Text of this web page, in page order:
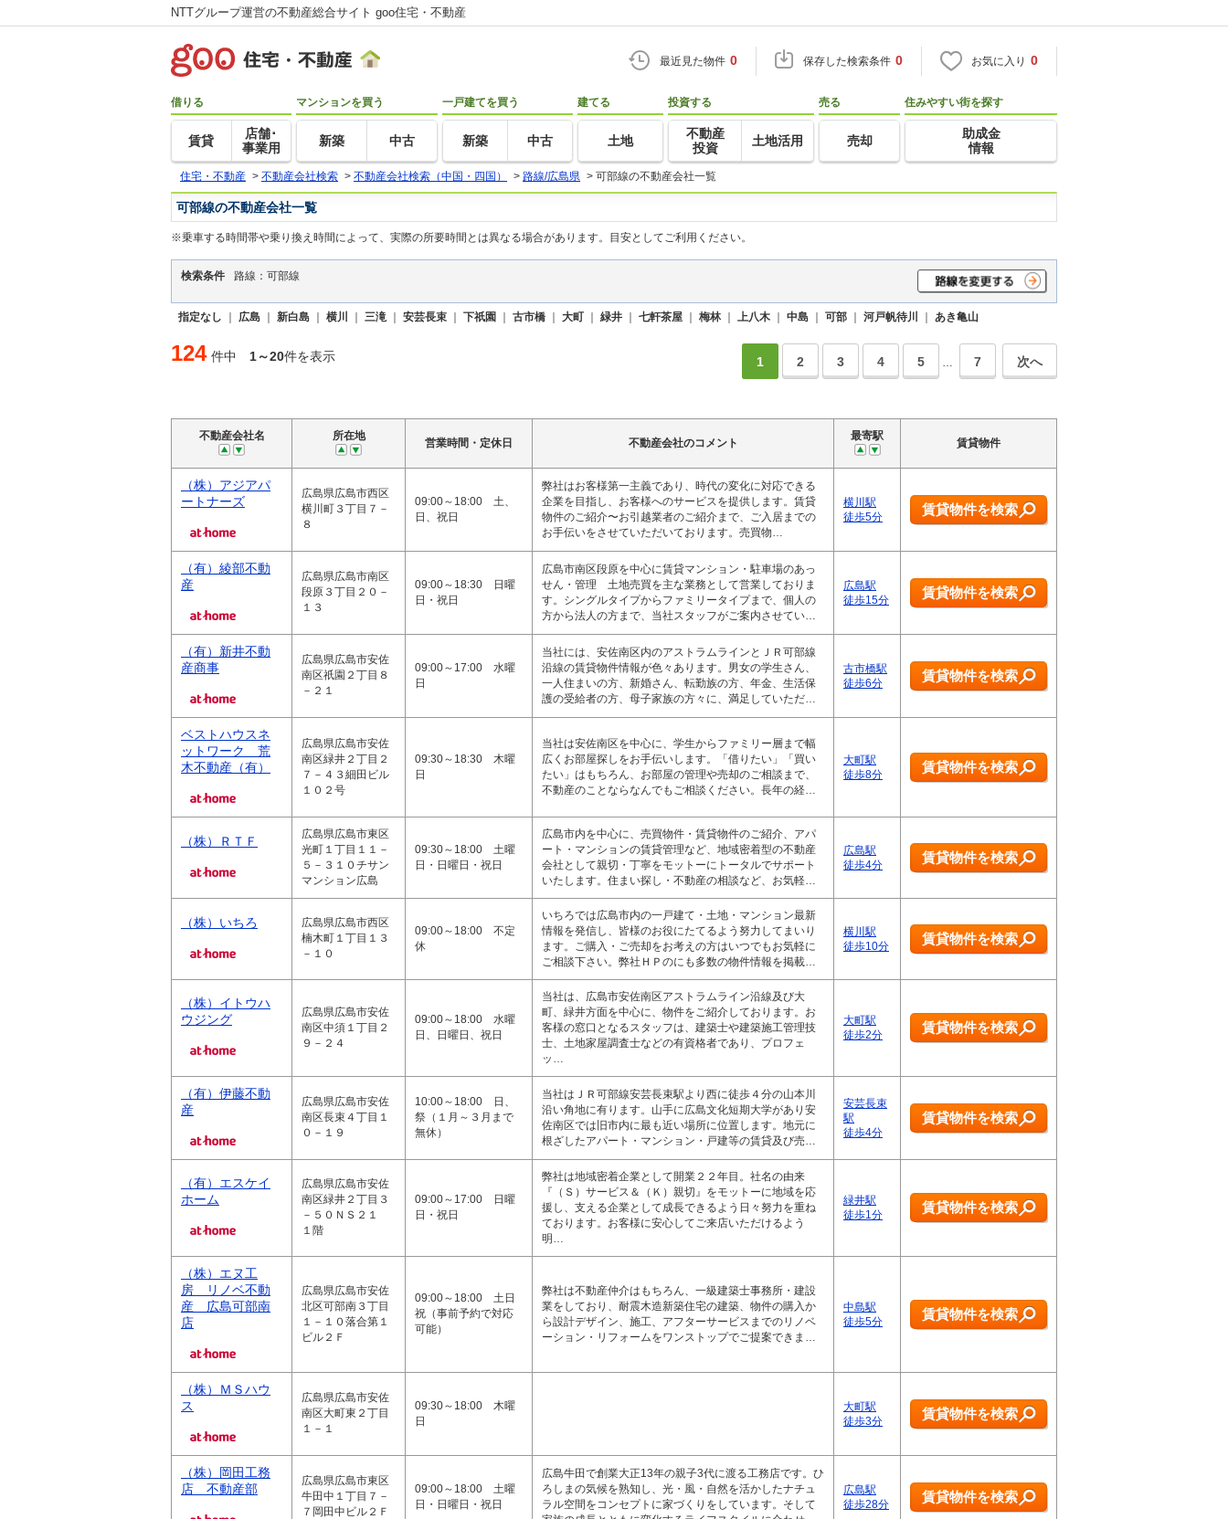
NTTグループ運営の不動産総合サイト goo住宅・不動産
最近見た物件 0 保存した検索条件 0 お気に入り 0
借りる
賃貸
店舗･
事業用
マンションを買う
新築 中古
一戸建てを買う
新築 中古
建てる
土地
投資する
不動産
投資
土地活用
売る
売却
住みやすい街を探す
助成金
情報
住宅・不動産 > 不動産会社検索 > 不動産会社検索（中国・四国） > 路線/広島県 > 可部線の不動産会社一覧
可部線の不動産会社一覧
※乗車する時間帯や乗り換え時間によって、実際の所要時間とは異なる場合があります。目安としてご利用ください。
検索条件 路線：可部線
指定なし ｜ 広島 ｜ 新白島 ｜ 横川 ｜ 三滝 ｜ 安芸長束 ｜ 下祇園 ｜ 古市橋 ｜ 大町 ｜ 緑井 ｜ 七軒茶屋 ｜ 梅林 ｜ 上八木 ｜ 中島 ｜ 可部 ｜ 河戸帆待川 ｜ あき亀山
124 件中 1～20件を表示 1 2 3 4 5 … 7 次へ
不動産会社名 所在地
営業時間・定休日 不動産会社のコメント
最寄駅
賃貸物件
（株）アジアパ
ートナーズ
広島県広島市西区
横川町３丁目７－
８
09:00～18:00 土、
日、祝日
弊社はお客様第一主義であり、時代の変化に対応できる
企業を目指し、お客様へのサービスを提供します。賃貸
物件のご紹介〜お引越業者のご紹介まで、ご入居までの
お手伝いをさせていただいております。売買物…
横川駅
徒歩5分
賃貸物件を検索
（有）綾部不動
産
広島県広島市南区
段原３丁目２０－
１３
09:00～18:30 日曜
日・祝日
広島市南区段原を中心に賃貸マンション・駐車場のあっ
せん・管理 土地売買を主な業務として営業しておりま
す。シングルタイプからファミリータイプまで、個人の
方から法人の方まで、当社スタッフがご案内させてい…
広島駅
徒歩15分
賃貸物件を検索
（有）新井不動
産商事
広島県広島市安佐
南区祇園２丁目８
－２１
09:00～17:00 水曜
日
当社には、安佐南区内のアストラムラインとＪＲ可部線
沿線の賃貸物件情報が色々あります。男女の学生さん、
一人住まいの方、新婚さん、転勤族の方、年金、生活保
護の受給者の方、母子家族の方々に、満足していただ…
古市橋駅
徒歩6分
賃貸物件を検索
ベストハウスネ
ットワーク 荒
木不動産（有）
広島県広島市安佐
南区緑井２丁目２
７－４３細田ビル
１０２号
09:30～18:30 木曜
日
当社は安佐南区を中心に、学生からファミリー層まで幅
広くお部屋探しをお手伝いします。「借りたい」「買い
たい」はもちろん、お部屋の管理や売却のご相談まで、
不動産のことならなんでもご相談ください。長年の経…
大町駅
徒歩8分
賃貸物件を検索
（株）ＲＴＦ
広島県広島市東区
光町１丁目１１－
５－３１０チサン
マンション広島
09:30～18:00 土曜
日・日曜日・祝日
広島市内を中心に、売買物件・賃貸物件のご紹介、アパ
ート・マンションの賃貸管理など、地域密着型の不動産
会社として親切・丁寧をモットーにトータルでサポート
いたします。住まい探し・不動産の相談など、お気軽…
広島駅
徒歩4分
賃貸物件を検索
（株）いちろ
広島県広島市西区
楠木町１丁目１３
－１０
09:00～18:00 不定
休
いちろでは広島市内の一戸建て・土地・マンション最新
情報を発信し、皆様のお役にたてるよう努力してまいり
ます。ご購入・ご売却をお考えの方はいつでもお気軽に
ご相談下さい。弊社ＨＰのにも多数の物件情報を掲載…
横川駅
徒歩10分
賃貸物件を検索
（株）イトウハ
ウジング
広島県広島市安佐
南区中須１丁目２
９－２４
09:00～18:00 水曜
日、日曜日、祝日
当社は、広島市安佐南区アストラムライン沿線及び大
町、緑井方面を中心に、物件をご紹介しております。お
客様の窓口となるスタッフは、建築士や建築施工管理技
士、土地家屋調査士などの有資格者であり、プロフェ
ッ…
大町駅
徒歩2分
賃貸物件を検索
（有）伊藤不動
産
広島県広島市安佐
南区長束４丁目１
０－１９
10:00～18:00 日、
祭（１月～３月まで
無休）
当社はＪＲ可部線安芸長束駅より西に徒歩４分の山本川
沿い角地に有ります。山手に広島文化短期大学があり安
佐南区では旧市内に最も近い場所に位置します。地元に
根ざしたアパート・マンション・戸建等の賃貸及び売…
安芸長束
駅
徒歩4分
賃貸物件を検索
（有）エスケイ
ホーム
広島県広島市安佐
南区緑井２丁目３
－５０ＮＳ２１
１階
09:00～17:00 日曜
日・祝日
弊社は地域密着企業として開業２２年目。社名の由来
『（Ｓ）サービス＆（Ｋ）親切』をモットーに地域を応
援し、支える企業として成長できるよう日々努力を重ね
ております。お客様に安心してご来店いただけるよう
明…
緑井駅
徒歩1分
賃貸物件を検索
（株）エヌ工
房 リノベ不動
産 広島可部南
店
広島県広島市安佐
北区可部南３丁目
１－１０落合第１
ビル２Ｆ
09:00～18:00 土日
祝（事前予約で対応
可能）
弊社は不動産仲介はもちろん、一級建築士事務所・建設
業をしており、耐震木造新築住宅の建築、物件の購入か
ら設計デザイン、施工、アフターサービスまでのリノベ
ーション・リフォームをワンストップでご提案できま…
中島駅
徒歩5分
賃貸物件を検索
（株）ＭＳハウ
ス
広島県広島市安佐
南区大町東２丁目
１－１
09:30～18:00 木曜
日
大町駅
徒歩3分
賃貸物件を検索
（株）岡田工務
店 不動産部
広島県広島市東区
牛田中１丁目７－
７岡田中ビル２Ｆ
09:00～18:00 土曜
日・日曜日・祝日
広島牛田で創業大正13年の親子3代に渡る工務店です。ひ
ろしまの気候を熟知し、光・風・自然を活かしたナチュ
ラル空間をコンセプトに家づくりをしています。そして
広島駅
徒歩28分
賃貸物件を検索